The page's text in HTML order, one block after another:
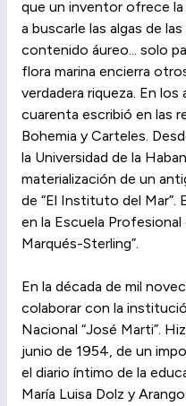
que un inventor ofrece la
a buscarle las algas de
contenido áureo... solo
flora marina encierra
verdadera riqueza. En los
cuarenta escribió en las
Bohemia y Carteles.
la Universidad de la
materialización de un
de “El Instituto del Mar”.
en la Escuela Profesional
Marqués-Sterling”.
En la década de mil
colaborar con la
Nacional “José Marti”.
junio de 1954, de un
el diario íntimo de la
María Luisa Dolz y